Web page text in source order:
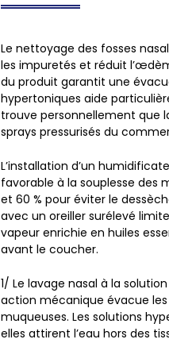
Le nettoyage des fosses
les impuretés et réduit
du produit garantit une
hypertoniques aide
trouve personnellement que
sprays pressurisés du
L’installation d’un
favorable à la souplesse des
et 60 % pour éviter le
avec un oreiller surélevé
vapeur enrichie en huiles
avant le coucher.
1/Le lavage nasal à la
action mécanique évacue
muqueuses. Les solutions
elles attirent l’eau hors des